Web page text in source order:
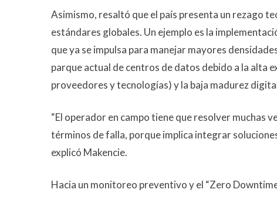
Asimismo, resaltó que el país presenta un rezago
estándares globales. Un ejemplo es la
que ya se impulsa para manejar mayores
parque actual de centros de datos debido a la alta
proveedores y tecnologías) y la baja madurez
“El operador en campo tiene que resolver muchas
términos de falla, porque implica integrar
explicó Makencie.
Hacia un monitoreo preventivo y el “Zero